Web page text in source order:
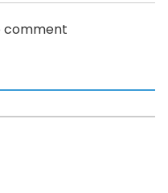
comment